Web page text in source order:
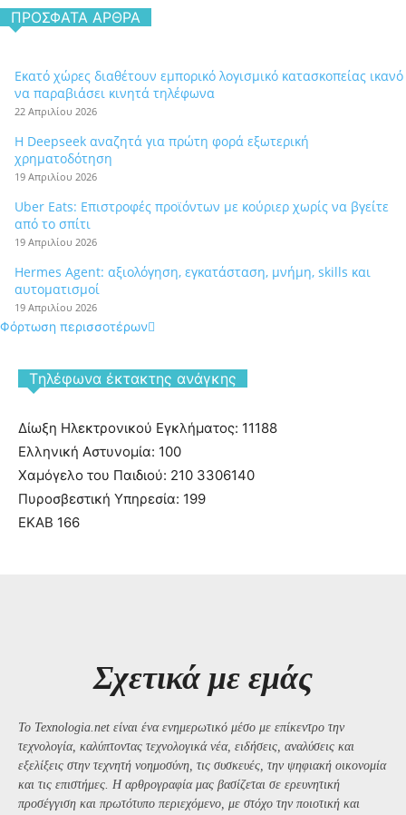
ΠΡΌΣΦΑΤΑ ΆΡΘΡΑ
Εκατό χώρες διαθέτουν εμπορικό λογισμικό κατασκοπείας ικανό
να παραβιάσει κινητά τηλέφωνα
22 Απριλίου 2026
Η Deepseek αναζητά για πρώτη φορά εξωτερική
χρηματοδότηση
19 Απριλίου 2026
Uber Eats: Επιστροφές προϊόντων με κούριερ χωρίς να βγείτε
από το σπίτι
19 Απριλίου 2026
Hermes Agent: αξιολόγηση, εγκατάσταση, μνήμη, skills και
αυτοματισμοί
19 Απριλίου 2026
Φόρτωση περισσοτέρων
Tηλέφωνα έκτακτης ανάγκης
Δίωξη Ηλεκτρονικού Εγκλήματος: 11188
Ελληνική Αστυνομία: 100
Χαμόγελο του Παιδιού: 210 3306140
Πυροσβεστική Υπηρεσία: 199
ΕΚΑΒ 166
Σχετικά με εμάς
Το Texnologia.net είναι ένα ενημερωτικό μέσο με επίκεντρο την
τεχνολογία, καλύπτοντας τεχνολογικά νέα, ειδήσεις, αναλύσεις και
εξελίξεις στην τεχνητή νοημοσύνη, τις συσκευές, την ψηφιακή οικονομία
και τις επιστήμες. Η αρθρογραφία μας βασίζεται σε ερευνητική
προσέγγιση και πρωτότυπο περιεχόμενο, με στόχο την ποιοτική και